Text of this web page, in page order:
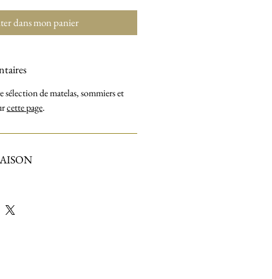
dans mon panier
de matelas, sommiers et
cette page.